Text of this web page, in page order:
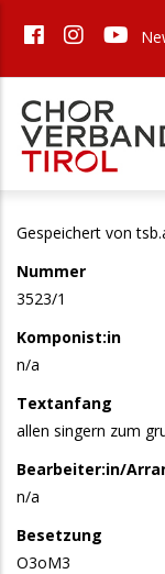
zum
Gespeichert von
Nummer
3523/1
Komponist:in
n/a
Textanfang
allen singern zum
Bearbeiter:in/
n/a
Besetzung
O3oM3